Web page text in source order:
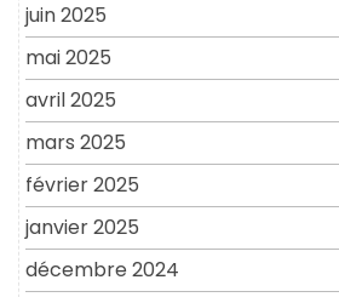
juin 2025
mai 2025
avril 2025
mars 2025
février 2025
janvier 2025
décembre 2024